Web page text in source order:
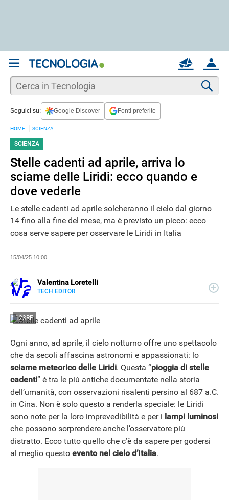
ACCOUNT
MAIL
Seguici su: Google Discover Fonti preferite
HOME SCIENZA
SCIENZA
Stelle cadenti ad aprile, arriva lo
sciame delle Liridi: ecco quando e
dove vederle
Le stelle cadenti ad aprile solcheranno il cielo dal giorno
14 fino alla fine del mese, ma è previsto un picco: ecco
cosa serve sapere per osservare le Liridi in Italia
15/04/25 10:00
Valentina Loretelli
TECH EDITOR
SITO
Tecnologia si occupa della sezione Scienza Pop. La sua
123RF
Ogni anno, ad aprile, il cielo notturno offre uno spettacolo
che da secoli affascina astronomi e appassionati: lo
sciame meteorico delle Liridi. Questa “pioggia di stelle
cadenti” è tra le più antiche documentate nella storia
dell’umanità, con osservazioni risalenti persino al 687 a.C.
in Cina. Non è solo questo a renderla speciale: le Liridi
sono note per la loro imprevedibilità e per i lampi luminosi
che possono sorprendere anche l’osservatore più
distratto. Ecco tutto quello che c’è da sapere per godersi
al meglio questo evento nel cielo d’Italia.